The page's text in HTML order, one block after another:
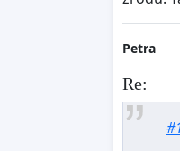
Petra
Re: